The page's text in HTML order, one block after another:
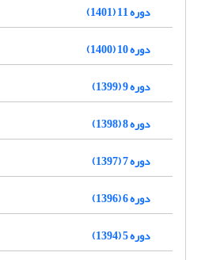
دوره 11 (1401)
دوره 10 (1400)
دوره 9 (1399)
دوره 8 (1398)
دوره 7 (1397)
دوره 6 (1396)
دوره 5 (1394)